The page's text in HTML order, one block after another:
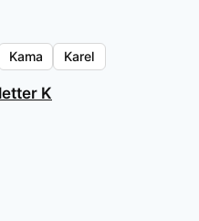
Kama Karel
K